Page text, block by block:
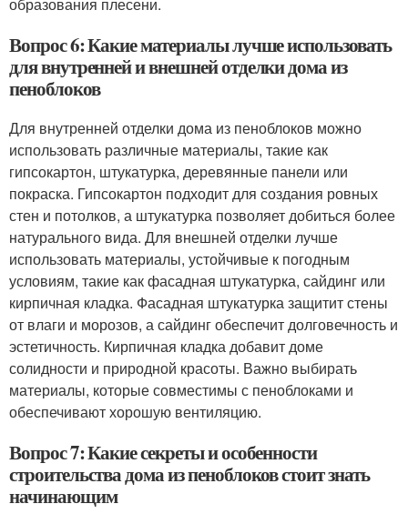
Вопрос 6: Какие материалы лучше использовать
для внутренней и внешней отделки дома из
пеноблоков
Для внутренней отделки дома из пеноблоков можно
использовать различные материалы, такие как
гипсокартон, штукатурка, деревянные панели или
покраска. Гипсокартон подходит для создания ровных
стен и потолков, а штукатурка позволяет добиться более
натурального вида. Для внешней отделки лучше
использовать материалы, устойчивые к погодным
условиям, такие как фасадная штукатурка, сайдинг или
кирпичная кладка. Фасадная штукатурка защитит стены
от влаги и морозов, а сайдинг обеспечит долговечность и
эстетичность. Кирпичная кладка добавит доме
солидности и природной красоты. Важно выбирать
материалы, которые совместимы с пеноблоками и
обеспечивают хорошую вентиляцию.
Вопрос 7: Какие секреты и особенности
строительства дома из пеноблоков стоит знать
начинающим